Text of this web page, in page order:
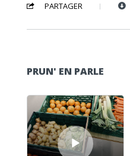
PARTAGER
PRUN' EN PARLE
Lecteur audio